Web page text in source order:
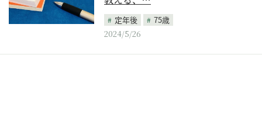
定年後
75歳
2024/5/26